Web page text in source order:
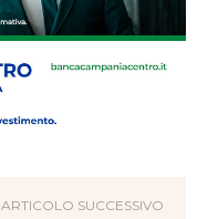
ARTICOLO SUCCESSIVO